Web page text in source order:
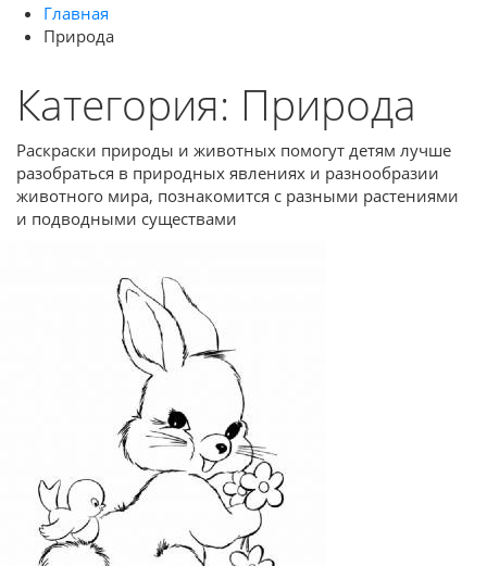
Главная
Природа
Категория: Природа
Раскраски природы и животных помогут детям лучше
разобраться в природных явлениях и разнообразии
животного мира, познакомится с разными растениями
и подводными существами